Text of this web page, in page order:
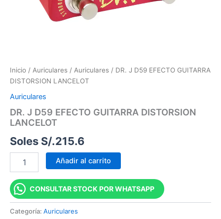
Inicio / Auriculares / Auriculares / DR. J D59 EFECTO GUITARRA
DISTORSION LANCELOT
Auriculares
DR. J D59 EFECTO GUITARRA DISTORSION
LANCELOT
Soles S/.215.6
Añadir al carrito
CONSULTAR STOCK POR WHATSAPP
Categoría: Auriculares